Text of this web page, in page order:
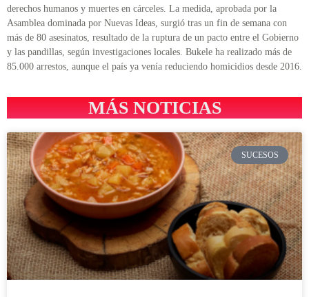
derechos humanos y muertes en cárceles. La medida, aprobada por la
Asamblea dominada por Nuevas Ideas, surgió tras un fin de semana con
más de 80 asesinatos, resultado de la ruptura de un pacto entre el Gobierno
y las pandillas, según investigaciones locales. Bukele ha realizado más de
85.000 arrestos, aunque el país ya venía reduciendo homicidios desde 2016.
MÁS NOTICIAS
SUCESOS